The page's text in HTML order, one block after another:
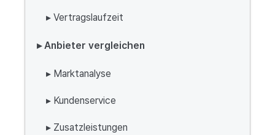
▸ Vertragslaufzeit
▸ Anbieter vergleichen
▸ Marktanalyse
▸ Kundenservice
▸ Zusatzleistungen